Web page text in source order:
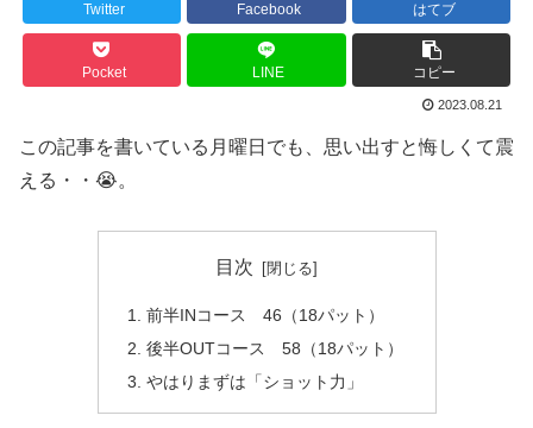
Twitter Facebook はてブ
Pocket LINE コピー
2023.08.21
この記事を書いている月曜日でも、思い出すと悔しくて震
える・・😭。
目次
前半INコース 46（18パット）
後半OUTコース 58（18パット）
やはりまずは「ショット力」